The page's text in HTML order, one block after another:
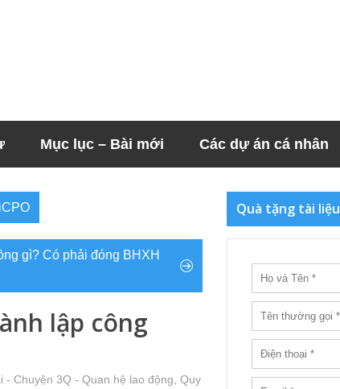
Mục lục – Bài mới Các dự án cá nhân
gì? Có phải đóng BHXH
lập công
- Chuyện 3Q - Quan hệ lao động, Quy
Quà tặng tài liệu